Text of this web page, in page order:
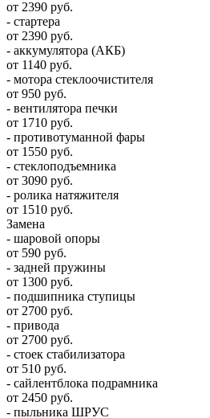
от 2390 руб.
- стартера
от 2390 руб.
- аккумулятора (АКБ)
от 1140 руб.
- мотора стеклоочистителя
от 950 руб.
- вентилятора печки
от 1710 руб.
- противотуманной фары
от 1550 руб.
- стеклоподъемника
от 3090 руб.
- ролика натяжителя
от 1510 руб.
Замена
- шаровой опоры
от 590 руб.
- задней пружины
от 1300 руб.
- подшипника ступицы
от 2700 руб.
- привода
от 2700 руб.
- стоек стабилизатора
от 510 руб.
- сайлентблока подрамника
от 2450 руб.
- пыльника ШРУС